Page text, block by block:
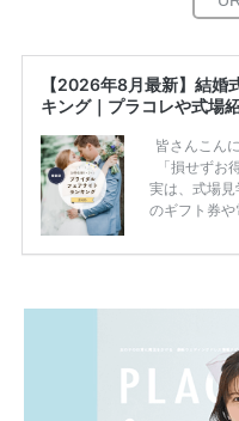
【2026年8月最新】結婚
キング｜プラコレや式場
皆さんこん
「損せずお
実は、式場
のギフト券
ため、比較
一番お得？
解決します
ン